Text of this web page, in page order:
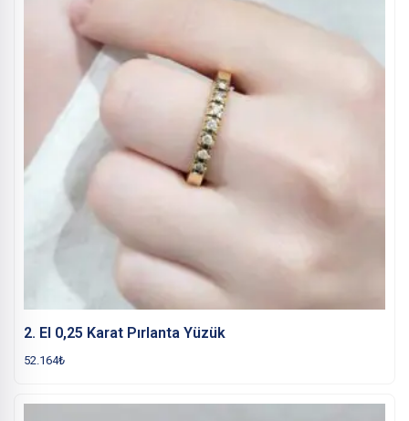
2. El 0,25 Karat Pırlanta Yüzük
52.164₺